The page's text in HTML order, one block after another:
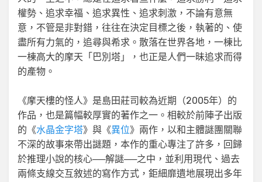
權勢、追求幸福、追求異性、追求刺激，不論有意無
意，不管是非對錯，往往在決定目標之後，執著的、使
盡所有力氣的，追尋與希求。散落在世界各地，一棟比
一棟高大的摩天「巴別塔」，也正是人們一昧追求而得
的產物。
《摩天樓的怪人》是島田莊司較為近期（2005年）的
作品，也是篇幅較厚實的著作之一。相較於前陣子出版
的《水晶金字塔》與《異位》兩作，以和主體謎團關聯
不深的故事來帶出謎題，本作的重心專注了許多，回歸
於推理小說的核心──解謎──之中，並利用現代、過去
兩條支線交互敘述的寫作方式，鉅細靡遺地展現出多年